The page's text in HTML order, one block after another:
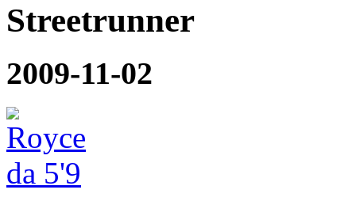
Streetrunner
2009-11-02